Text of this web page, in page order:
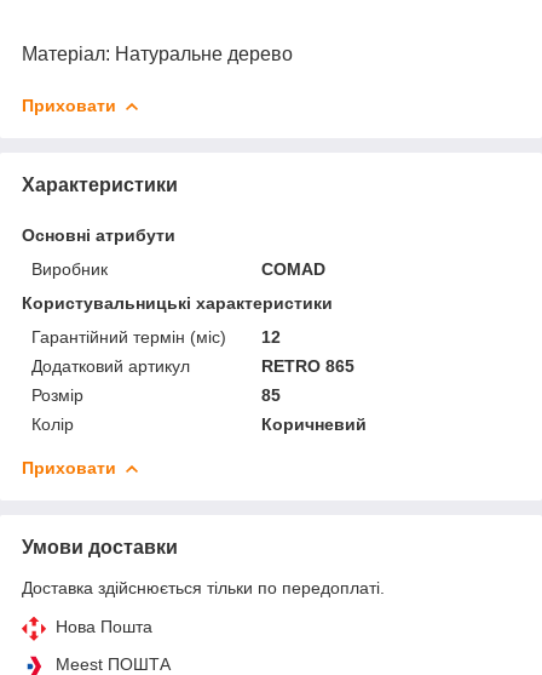
Матеріал: Натуральне дерево
Приховати
Характеристики
Основні атрибути
Виробник
COMAD
Користувальницькі характеристики
Гарантійний термін (міс)
12
Додатковий артикул
RETRO 865
Розмір
85
Колір
Коричневий
Приховати
Умови доставки
Доставка здійснюється тільки по передоплаті.
Нова Пошта
Meest ПОШТА